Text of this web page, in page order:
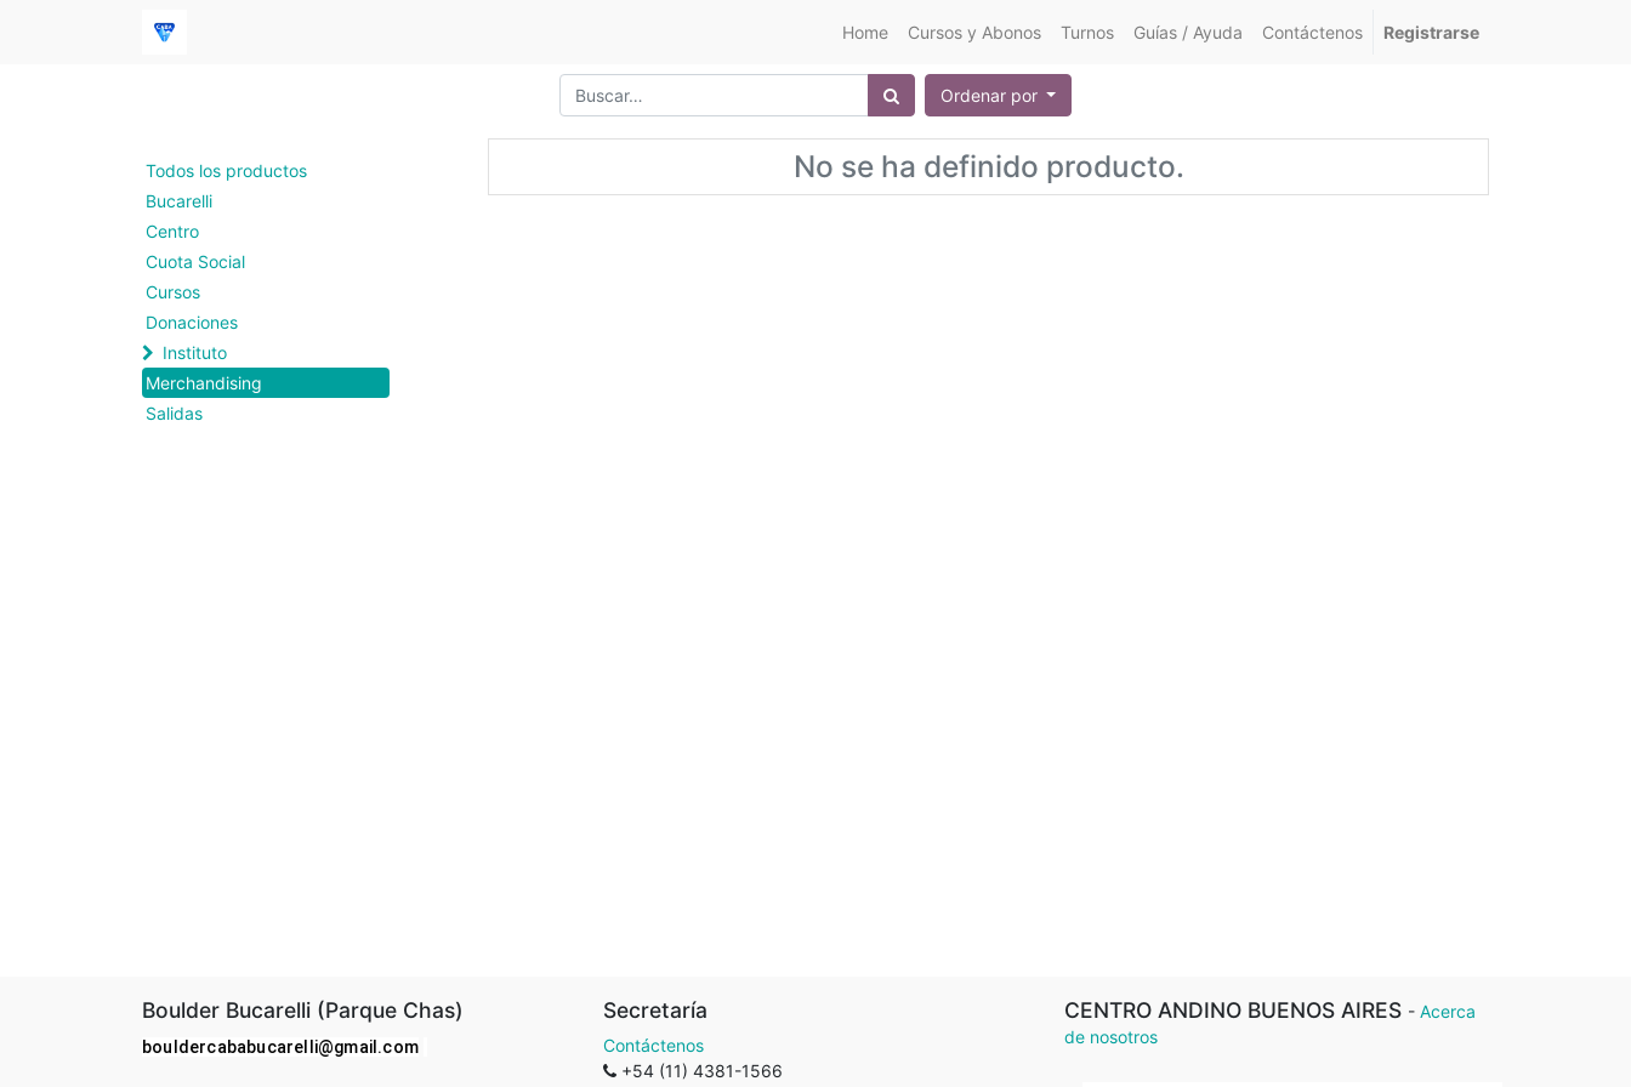
Home Cursos y Abonos Turnos Guías / Ayuda Contáctenos Registrarse
Ordenar por
Todos los productos
Bucarelli
Centro
Cuota Social
Cursos
Donaciones
Instituto
Merchandising
Salidas
No se ha definido producto.
Boulder Bucarelli (Parque Chas)
bouldercababucarelli@gmail.com
Secretaría
Contáctenos
+54 (11) 4381-1566
CENTRO ANDINO BUENOS AIRES - Acerca
de nosotros